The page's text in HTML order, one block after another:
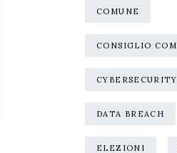
COMUNE
CONSIGLIO
CYBERSECURITY
DATA BREACH
ELEZIONI